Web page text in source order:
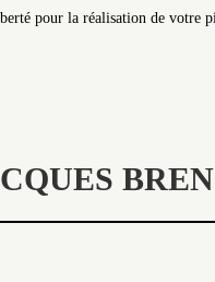
pour la réalisation de votre